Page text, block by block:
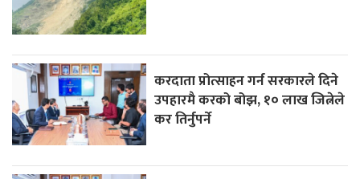
करदाता प्रोत्साहन गर्न सरकारले दिने
उपहारमै करको बोझ, १० लाख जित्नेले
कर तिर्नुपर्ने